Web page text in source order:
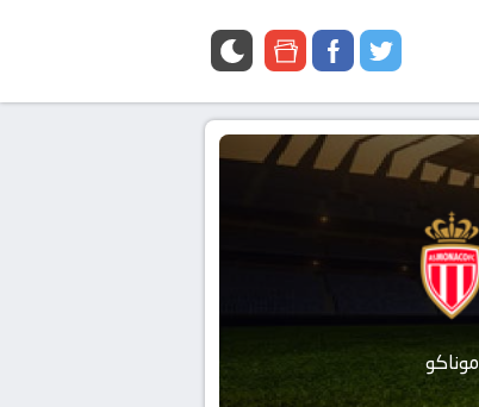
twitter
facebook
google
موناكو